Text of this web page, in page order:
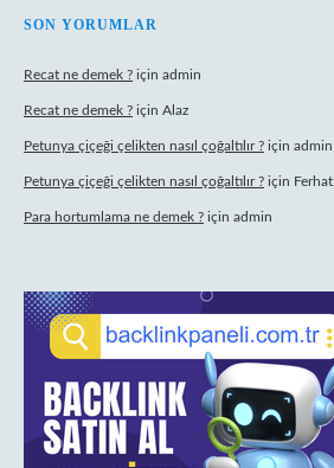
SON YORUMLAR
Recat ne demek ? için admin
Recat ne demek ? için Alaz
Petunya çiçeği çelikten nasıl çoğaltılır ? için admin
Petunya çiçeği çelikten nasıl çoğaltılır ? için Ferhat
Para hortumlama ne demek ? için admin